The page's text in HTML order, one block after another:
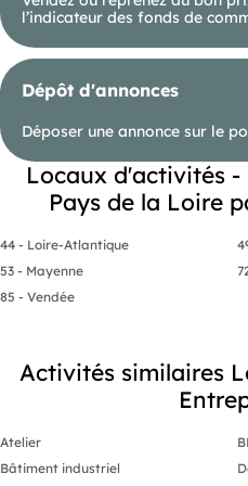
l’indicateur des fonds de
Dépôt d'annonces
Déposer une annonce sur le
Locaux d'activités -
Pays de la Loire
44 - Loire-Atlantique
53 - Mayenne
85 - Vendée
Activités similaires
Atelier
Bâtiment industriel